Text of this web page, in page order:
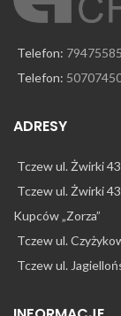
Telefon:
Telefon:
ADRESY
Tczew ul. Żwirki
Tczew ul. Żwirki
Kupców „Zorza”
Tczew ul.
Tczew ul.